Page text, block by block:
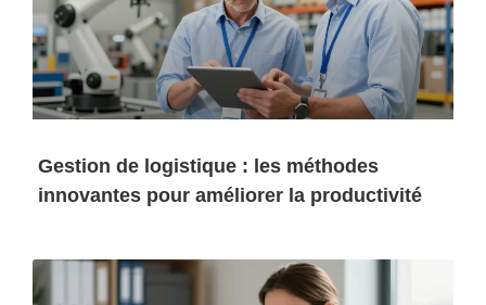
Gestion de logistique : les méthodes
innovantes pour améliorer la productivité